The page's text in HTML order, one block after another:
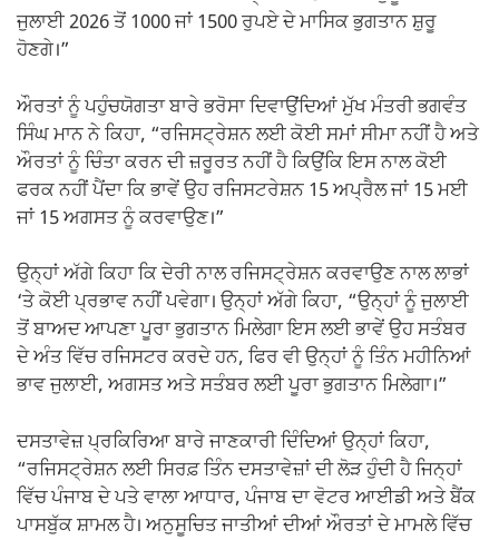
ਜੁਲਾਈ 2026 ਤੋਂ 1000 ਜਾਂ 1500 ਰੁਪਏ ਦੇ ਮਾਸਿਕ ਭੁਗਤਾਨ ਸ਼ੁਰੂ
ਹੋਣਗੇ।”
ਔਰਤਾਂ ਨੂੰ ਪਹੁੰਚਯੋਗਤਾ ਬਾਰੇ ਭਰੋਸਾ ਦਿਵਾਉਂਦਿਆਂ ਮੁੱਖ ਮੰਤਰੀ ਭਗਵੰਤ
ਸਿੰਘ ਮਾਨ ਨੇ ਕਿਹਾ, “ਰਜਿਸਟ੍ਰੇਸ਼ਨ ਲਈ ਕੋਈ ਸਮਾਂ ਸੀਮਾ ਨਹੀਂ ਹੈ ਅਤੇ
ਔਰਤਾਂ ਨੂੰ ਚਿੰਤਾ ਕਰਨ ਦੀ ਜ਼ਰੂਰਤ ਨਹੀਂ ਹੈ ਕਿਉਂਕਿ ਇਸ ਨਾਲ ਕੋਈ
ਫਰਕ ਨਹੀਂ ਪੈਂਦਾ ਕਿ ਭਾਵੇਂ ਉਹ ਰਜਿਸਟਰੇਸ਼ਨ 15 ਅਪ੍ਰੈਲ ਜਾਂ 15 ਮਈ
ਜਾਂ 15 ਅਗਸਤ ਨੂੰ ਕਰਵਾਉਣ।”
ਉਨ੍ਹਾਂ ਅੱਗੇ ਕਿਹਾ ਕਿ ਦੇਰੀ ਨਾਲ ਰਜਿਸਟ੍ਰੇਸ਼ਨ ਕਰਵਾਉਣ ਨਾਲ ਲਾਭਾਂ
‘ਤੇ ਕੋਈ ਪ੍ਰਭਾਵ ਨਹੀਂ ਪਵੇਗਾ। ਉਨ੍ਹਾਂ ਅੱਗੇ ਕਿਹਾ, “ਉਨ੍ਹਾਂ ਨੂੰ ਜੁਲਾਈ
ਤੋਂ ਬਾਅਦ ਆਪਣਾ ਪੂਰਾ ਭੁਗਤਾਨ ਮਿਲੇਗਾ ਇਸ ਲਈ ਭਾਵੇਂ ਉਹ ਸਤੰਬਰ
ਦੇ ਅੰਤ ਵਿੱਚ ਰਜਿਸਟਰ ਕਰਦੇ ਹਨ, ਫਿਰ ਵੀ ਉਨ੍ਹਾਂ ਨੂੰ ਤਿੰਨ ਮਹੀਨਿਆਂ
ਭਾਵ ਜੁਲਾਈ, ਅਗਸਤ ਅਤੇ ਸਤੰਬਰ ਲਈ ਪੂਰਾ ਭੁਗਤਾਨ ਮਿਲੇਗਾ।”
ਦਸਤਾਵੇਜ਼ ਪ੍ਰਕਿਰਿਆ ਬਾਰੇ ਜਾਣਕਾਰੀ ਦਿੰਦਿਆਂ ਉਨ੍ਹਾਂ ਕਿਹਾ,
“ਰਜਿਸਟ੍ਰੇਸ਼ਨ ਲਈ ਸਿਰਫ਼ ਤਿੰਨ ਦਸਤਾਵੇਜ਼ਾਂ ਦੀ ਲੋੜ ਹੁੰਦੀ ਹੈ ਜਿਨ੍ਹਾਂ
ਵਿੱਚ ਪੰਜਾਬ ਦੇ ਪਤੇ ਵਾਲਾ ਆਧਾਰ, ਪੰਜਾਬ ਦਾ ਵੋਟਰ ਆਈਡੀ ਅਤੇ ਬੈਂਕ
ਪਾਸਬੁੱਕ ਸ਼ਾਮਲ ਹੈ। ਅਨੁਸੂਚਿਤ ਜਾਤੀਆਂ ਦੀਆਂ ਔਰਤਾਂ ਦੇ ਮਾਮਲੇ ਵਿੱਚ